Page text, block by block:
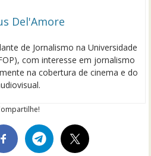
Del'Amore
de Jornalismo na Universidade
com interesse em jornalismo
na cobertura de cinema e do